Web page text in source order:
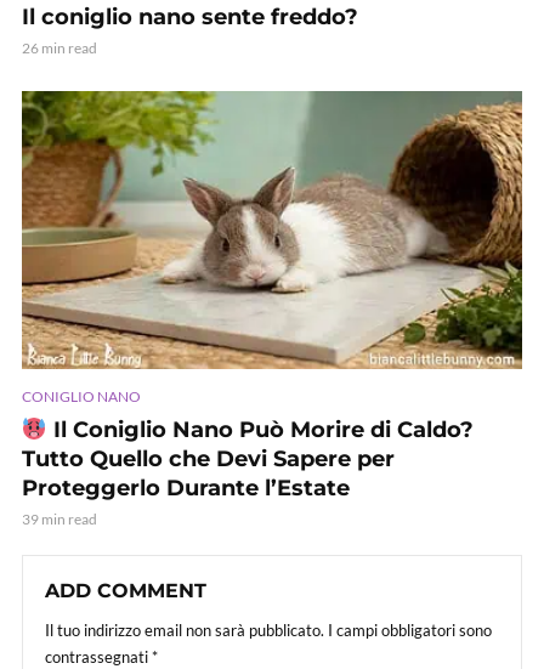
Il coniglio nano sente freddo?
26 min read
CONIGLIO NANO
Il Coniglio Nano Può Morire di Caldo?
Tutto Quello che Devi Sapere per
Proteggerlo Durante l’Estate
39 min read
ADD COMMENT
Il tuo indirizzo email non sarà pubblicato. I campi obbligatori sono
contrassegnati*